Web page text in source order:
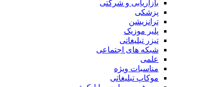
بازاریابی و شرکتی
پزشکی
ترانزیشن
پلیر موزیک
تیزر تبلیغاتی
شبکه های اجتماعی
علمی
مناسبات ویژه
موکاپ تبلیغاتی